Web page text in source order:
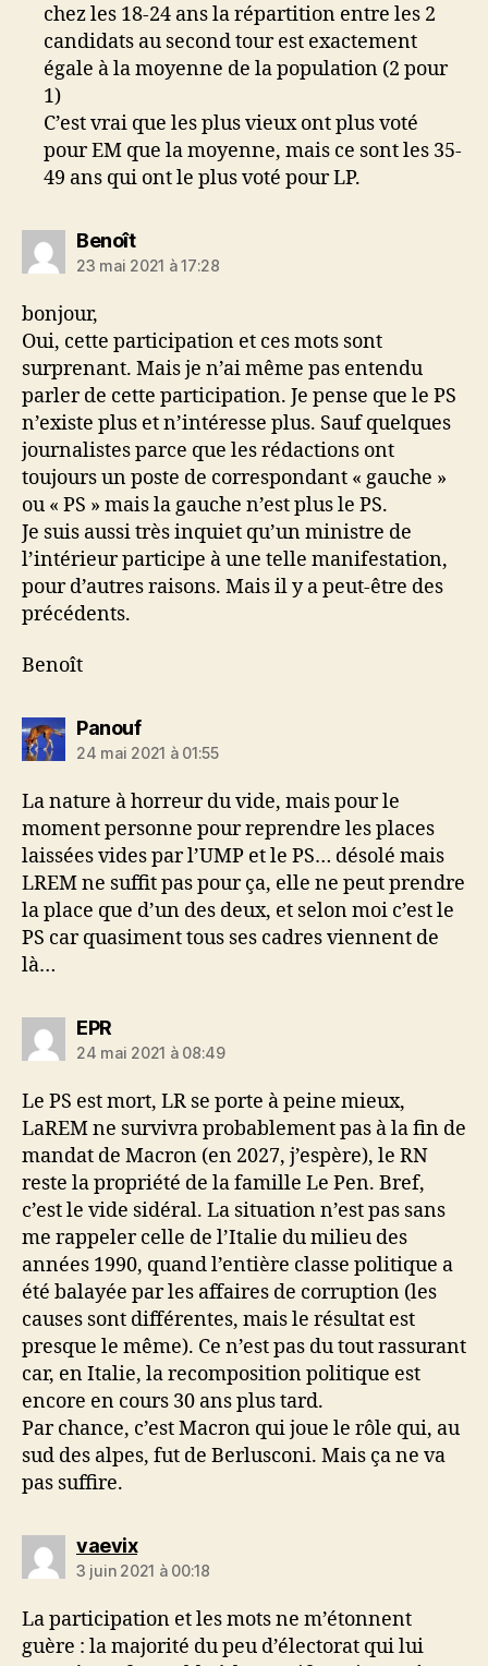
chez les 18-24 ans la répartition entre les 2
candidats au second tour est exactement
égale à la moyenne de la population (2 pour
1)
C’est vrai que les plus vieux ont plus voté
pour EM que la moyenne, mais ce sont les 35-
49 ans qui ont le plus voté pour LP.
Benoîtdit :
23 mai 2021 à 17:28
bonjour,
Oui, cette participation et ces mots sont
surprenant. Mais je n’ai même pas entendu
parler de cette participation. Je pense que le PS
n’existe plus et n’intéresse plus. Sauf quelques
journalistes parce que les rédactions ont
toujours un poste de correspondant « gauche »
ou « PS » mais la gauche n’est plus le PS.
Je suis aussi très inquiet qu’un ministre de
l’intérieur participe à une telle manifestation,
pour d’autres raisons. Mais il y a peut-être des
précédents.
Benoît
Panoufdit :
24 mai 2021 à 01:55
La nature à horreur du vide, mais pour le
moment personne pour reprendre les places
laissées vides par l’UMP et le PS… désolé mais
LREM ne suffit pas pour ça, elle ne peut prendre
la place que d’un des deux, et selon moi c’est le
PS car quasiment tous ses cadres viennent de
là…
EPRdit :
24 mai 2021 à 08:49
Le PS est mort, LR se porte à peine mieux,
LaREM ne survivra probablement pas à la fin de
mandat de Macron (en 2027, j’espère), le RN
reste la propriété de la famille Le Pen. Bref,
c’est le vide sidéral. La situation n’est pas sans
me rappeler celle de l’Italie du milieu des
années 1990, quand l’entière classe politique a
été balayée par les affaires de corruption (les
causes sont différentes, mais le résultat est
presque le même). Ce n’est pas du tout rassurant
car, en Italie, la recomposition politique est
encore en cours 30 ans plus tard.
Par chance, c’est Macron qui joue le rôle qui, au
sud des alpes, fut de Berlusconi. Mais ça ne va
pas suffire.
vaevixdit :
3 juin 2021 à 00:18
La participation et les mots ne m’étonnent
guère : la majorité du peu d’électorat qui lui